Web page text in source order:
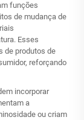
funções
de mudança de
Esses
de produtos de
reforçando
incorporar
a
ou criam